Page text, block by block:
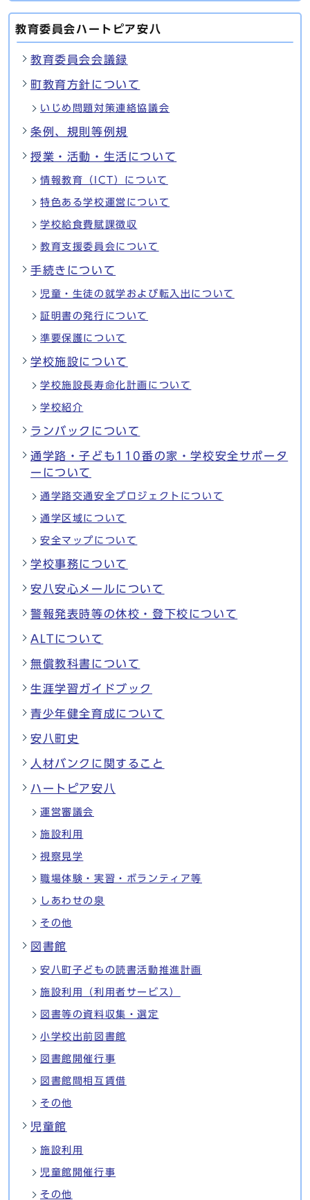
教育委員会ハートピア安八
教育委員会会議録
町教育方針について
いじめ問題対策連絡協議会
条例、規則等例規
授業・活動・生活について
情報教育（ICT）について
特色ある学校運営について
学校給食費賦課徴収
教育支援委員会について
手続きについて
児童・生徒の就学および転入出について
証明書の発行について
準要保護について
学校施設について
学校施設長寿命化計画について
学校紹介
ランバックについて
通学路・子ども110番の家・学校安全サポータ
ーについて
通学路交通安全プロジェクトについて
通学区域について
安全マップについて
学校事務について
安八安心メールについて
警報発表時等の休校・登下校について
ALTについて
無償教科書について
生涯学習ガイドブック
青少年健全育成について
安八町史
人材バンクに関すること
ハートピア安八
運営審議会
施設利用
視察見学
職場体験・実習・ボランティア等
しあわせの泉
その他
図書館
安八町子どもの読書活動推進計画
施設利用（利用者サービス）
図書等の資料収集・選定
小学校出前図書館
図書館開催行事
図書館間相互賃借
その他
児童館
施設利用
児童館開催行事
その他